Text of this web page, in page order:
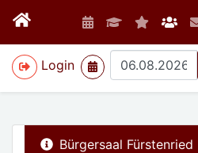
Login
>
Bürgersaal Fürstenried